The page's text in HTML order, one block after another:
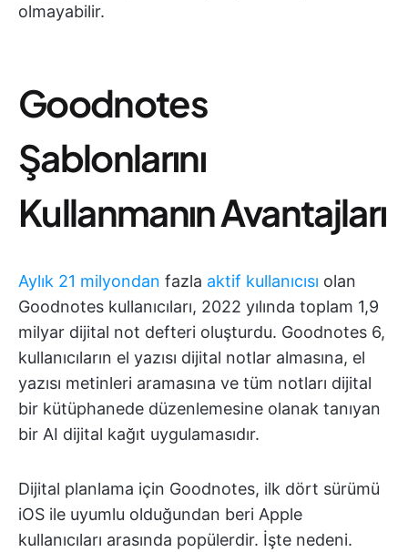
olmayabilir.
Goodnotes
Şablonlarını
Kullanmanın Avantajları
Aylık 21 milyondan fazla aktif kullanıcısı olan
Goodnotes kullanıcıları, 2022 yılında toplam 1,9
milyar dijital not defteri oluşturdu. Goodnotes 6,
kullanıcıların el yazısı dijital notlar almasına, el
yazısı metinleri aramasına ve tüm notları dijital
bir kütüphanede düzenlemesine olanak tanıyan
bir AI dijital kağıt uygulamasıdır.
Dijital planlama için Goodnotes, ilk dört sürümü
iOS ile uyumlu olduğundan beri Apple
kullanıcıları arasında popülerdir. İşte nedeni.